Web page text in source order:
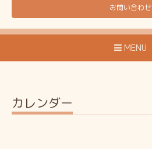
お問い合わせ
MENU
カレンダー